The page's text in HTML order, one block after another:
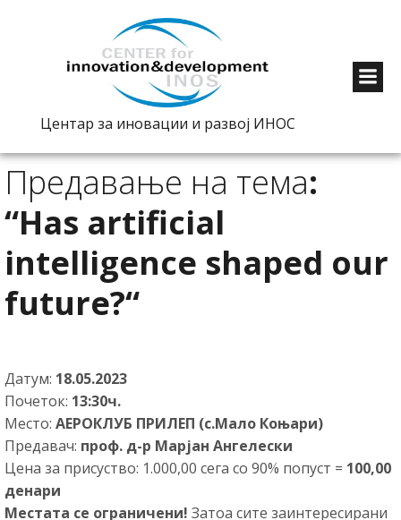
Центар за иновации и развој ИНОС
Предавање на тема:
“Has artificial
intelligence shaped our
future?“
Датум: 18.05.2023
Почеток: 13:30ч.
Место: АЕРОКЛУБ ПРИЛЕП (с.Мало Коњари)
Предавач: проф. д-р Марјан Ангелески
Цена за присуство: 1.000,00 сега со 90% попуст = 100,00
денари
Местата се ограничени! Затоа сите заинтересирани